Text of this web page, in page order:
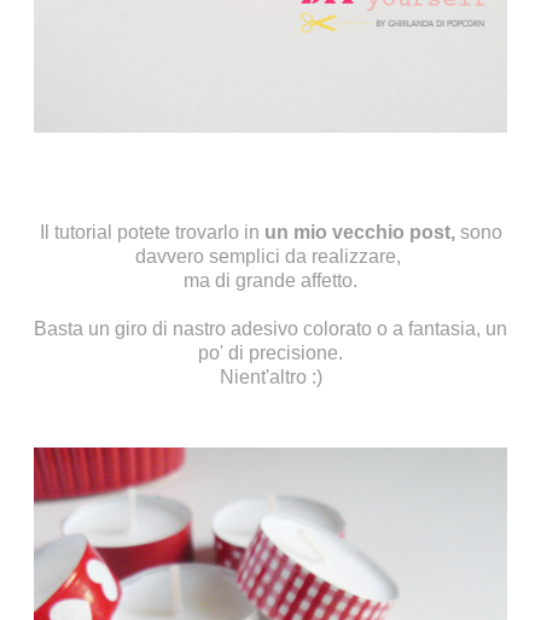
Il tutorial potete trovarlo in un mio vecchio post,sono
davvero semplici da realizzare,
ma di grande affetto.
Basta un giro di nastro adesivo colorato o a fantasia, un
po' di precisione.
Nient'altro :)